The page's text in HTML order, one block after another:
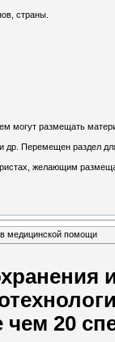
страны.
могут размещать
Перемещен раздел
желающим
медицинской помощи
20